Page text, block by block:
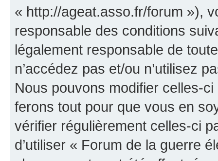
« http://ageat.asso.fr/forum »),
responsable des conditions
légalement responsable de
n’accédez pas et/ou n’utilisez
Nous pouvons modifier celles-
ferons tout pour que vous en
vérifier régulièrement celles-ci
d’utiliser « Forum de la guerre